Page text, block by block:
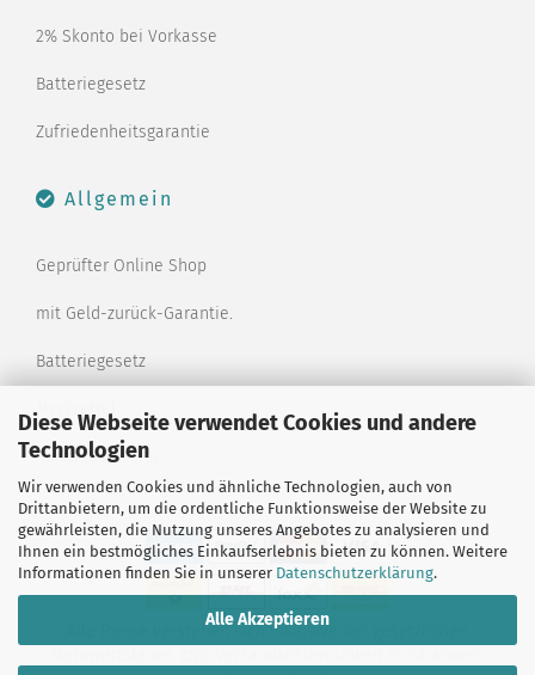
Diese Webseite verwendet Cookies und andere
Technologien
Wir verwenden Cookies und ähnliche Technologien, auch von
Drittanbietern, um die ordentliche Funktionsweise der Website zu
gewährleisten, die Nutzung unseres Angebotes zu analysieren und
Ihnen ein bestmögliches Einkaufserlebnis bieten zu können. Weitere
Informationen finden Sie in unserer Datenschutzerklärung.
Alle Akzeptieren
2% Skonto bei Vorkasse
Batteriegesetz
Zufriedenheitsgarantie
Allgemein
Geprüfter Online Shop
mit Geld-zurück-Garantie.
Batteriegesetz
Merkzettel
Kontaktformular
Alle Preise verstehen sich inklusive der gesetzlichen